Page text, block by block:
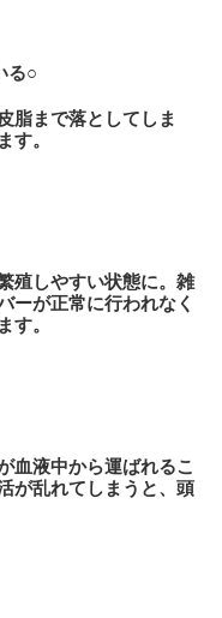
る○
脂まで落としてしま
す。
殖しやすい状態に。雑
ーが正常に行われなく
す。
血液中から運ばれるこ
が乱れてしまうと、頭